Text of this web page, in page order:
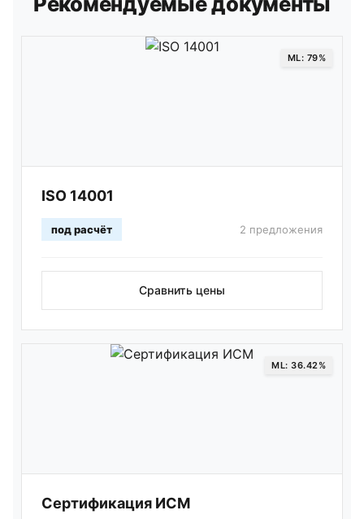
ML: 79%
ISO 14001
под расчёт 2 предложения
Сравнить цены
ML: 36.42%
Сертификация ИСМ